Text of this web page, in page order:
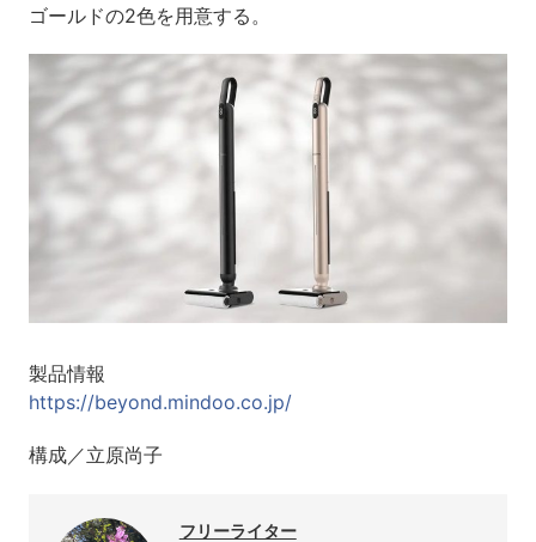
ゴールドの2色を用意する。
製品情報
https://beyond.mindoo.co.jp/
構成／立原尚子
フリーライター